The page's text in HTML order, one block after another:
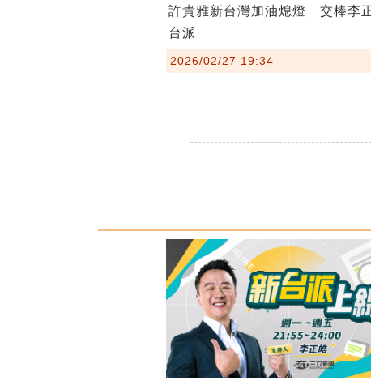
許貴雅新台灣加油熄燈 交棒李
台派
2026/02/27 19:34